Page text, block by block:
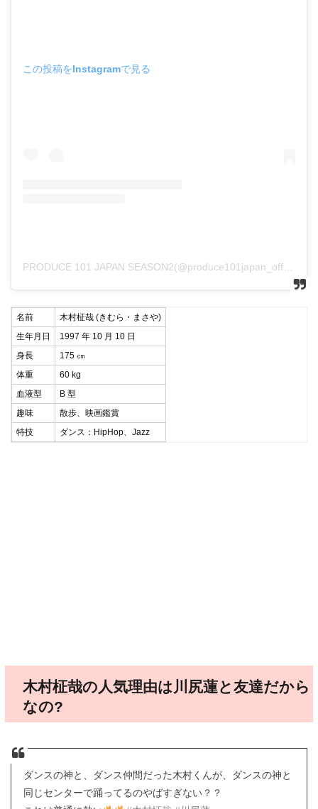
この投稿をInstagramで見る
名前
木村柾哉 (きむら・まさや)
生年月日
1997 年 10 月 10 日
身長
175 ㎝
体重
60 kg
血液型
B 型
趣味
散歩、映画鑑賞
特技
ダンス：HipHop、Jazz
木村柾哉の人気理由は川尻蓮と友達だから
なの?
ダンスの神と、ダンス仲間だった木村くんが、ダンスの神と
同じセンターで踊ってるのやばすぎない？？